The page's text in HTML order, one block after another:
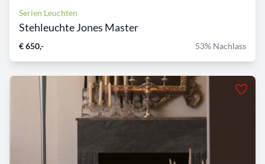
Serien Leuchten
Stehleuchte Jones Master
€ 650,- 53% Nachlass